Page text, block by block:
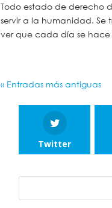
Todo estado de derecho
servir a la humanidad.
ver que cada día se hace
« Entradas más antiguas
Twitter